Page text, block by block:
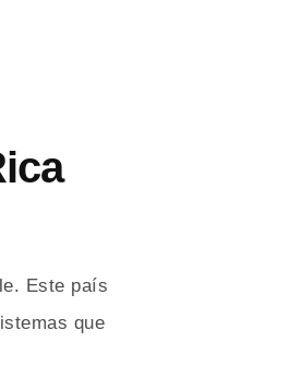
Este país
que